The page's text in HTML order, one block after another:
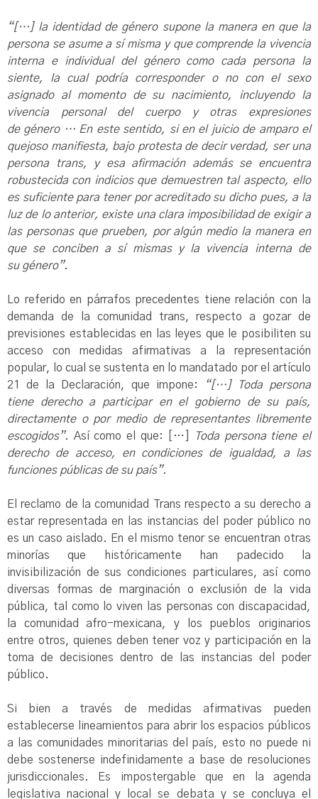
“[…] la identidad de género supone la manera en que la
persona se asume a sí misma y que comprende la vivencia
interna e individual del género como cada persona la
siente, la cual podría corresponder o no con el sexo
asignado al momento de su nacimiento, incluyendo la
vivencia personal del cuerpo y otras expresiones
de género … En este sentido, si en el juicio de amparo el
quejoso manifiesta, bajo protesta de decir verdad, ser una
persona trans, y esa afirmación además se encuentra
robustecida con indicios que demuestren tal aspecto, ello
es suficiente para tener por acreditado su dicho pues, a la
luz de lo anterior, existe una clara imposibilidad de exigir a
las personas que prueben, por algún medio la manera en
que se conciben a sí mismas y la vivencia interna de
su género”.
Lo referido en párrafos precedentes tiene relación con la
demanda de la comunidad trans, respecto a gozar de
previsiones establecidas en las leyes que le posibiliten su
acceso con medidas afirmativas a la representación
popular, lo cual se sustenta en lo mandatado por el artículo
21 de la Declaración, que impone:
“[…] Toda persona
tiene derecho a participar en el gobierno de su país,
directamente o por medio de representantes libremente
escogidos”. Así como el que: […]
Toda persona tiene el
derecho de acceso, en condiciones de igualdad, a las
funciones públicas de su país”.
El reclamo de la comunidad Trans respecto a su derecho a
estar representada en las instancias del poder público no
es un caso aislado. En el mismo tenor se encuentran otras
minorías que históricamente han padecido la
invisibilización de sus condiciones particulares, así como
diversas formas de marginación o exclusión de la vida
pública, tal como lo viven las personas con discapacidad,
la comunidad afro-mexicana, y los pueblos originarios
entre otros, quienes deben tener voz y participación en la
toma de decisiones dentro de las instancias del poder
público.
Si bien a través de medidas afirmativas pueden
establecerse lineamientos para abrir los espacios públicos
a las comunidades minoritarias del país, esto no puede ni
debe sostenerse indefinidamente a base de resoluciones
jurisdiccionales. Es impostergable que en la agenda
legislativa nacional y local se debata y se concluya el